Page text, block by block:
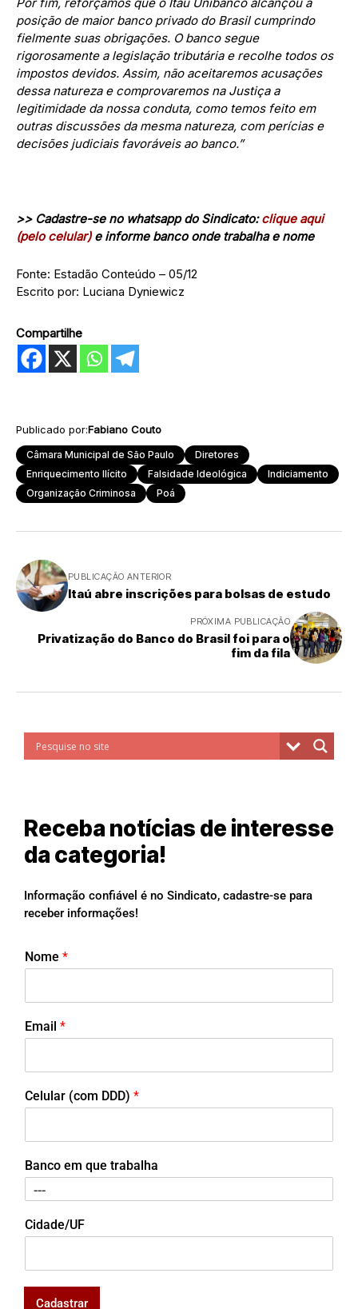
Por fim, reforçamos que o Itaú Unibanco alcançou a
posição de maior banco privado do Brasil cumprindo
fielmente suas obrigações. O banco segue
rigorosamente a legislação tributária e recolhe todos os
impostos devidos. Assim, não aceitaremos acusações
dessa natureza e comprovaremos na Justiça a
legitimidade da nossa conduta, como temos feito em
outras discussões da mesma natureza, com perícias e
decisões judiciais favoráveis ao banco.”
>> Cadastre-se no whatsapp do Sindicato:clique aqui
(pelo celular)e informe banco onde trabalha e nome
Fonte: Estadão Conteúdo – 05/12
Escrito por: Luciana Dyniewicz
Compartilhe
Publicado por:Fabiano Couto
Câmara Municipal de São Paulo
Diretores
Enriquecimento Ilícito
Falsidade Ideológica
Indiciamento
Organização Criminosa
Poá
PUBLICAÇÃO ANTERIOR
Itaú abre inscrições para bolsas de estudo
PRÓXIMA PUBLICAÇÃO
Privatização do Banco do Brasil foi para o
fim da fila
Receba notícias de interesse
da categoria!
Informação confiável é no Sindicato, cadastre-se para
receber informações!
Nome *
Email *
Celular (com DDD) *
Banco em que trabalha
Cidade/UF
Cadastrar